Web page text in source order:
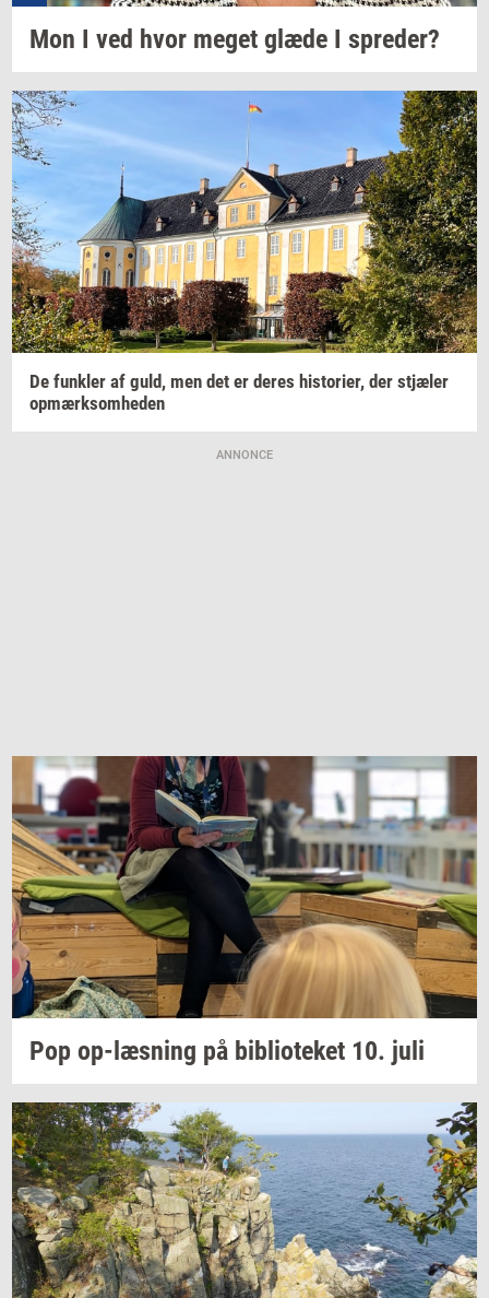
Mon I ved hvor meget glæde I spre­der?
De funk­ler af guld, men det er deres hi­sto­ri­er, der stjæ­ler
op­mærk­som­he­den
ANNONCE
Pop op-​læsning på bi­bli­o­te­ket 10. juli